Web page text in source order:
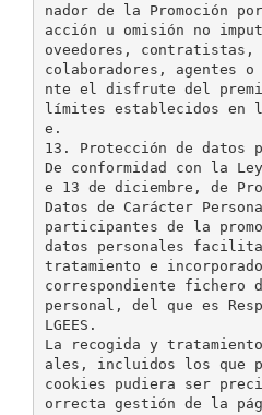
nador de la Promoción
acción u omisión no
oveedores, contratistas,
colaboradores, agentes
nte el disfrute del
límites establecidos en
e.
13. Protección de datos
De conformidad con la
e 13 de diciembre, de
Datos de Carácter
participantes de la
datos personales
tratamiento e
correspondiente fichero
personal, del que es
LGEES.
La recogida y
ales, incluidos los que
cookies pudiera ser
orrecta gestión de la